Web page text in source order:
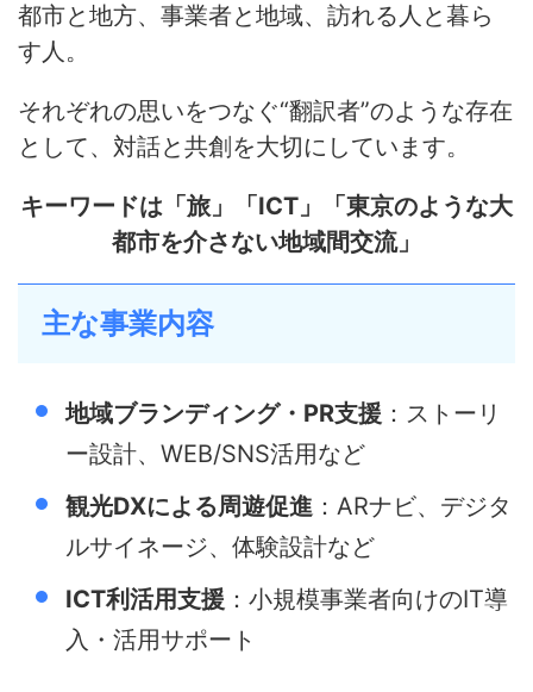
都市と地方、事業者と地域、訪れる人と暮ら
す人。
それぞれの思いをつなぐ“翻訳者”のような存在
として、対話と共創を大切にしています。
キーワードは「旅」「ICT」「東京のような大
都市を介さない地域間交流」
主な事業内容
地域ブランディング・PR支援 ：ストーリ
ー設計、WEB/SNS活用など
観光DXによる周遊促進 ：ARナビ、デジタ
ルサイネージ、体験設計など
ICT利活用支援 ：小規模事業者向けのIT導
入・活用サポート